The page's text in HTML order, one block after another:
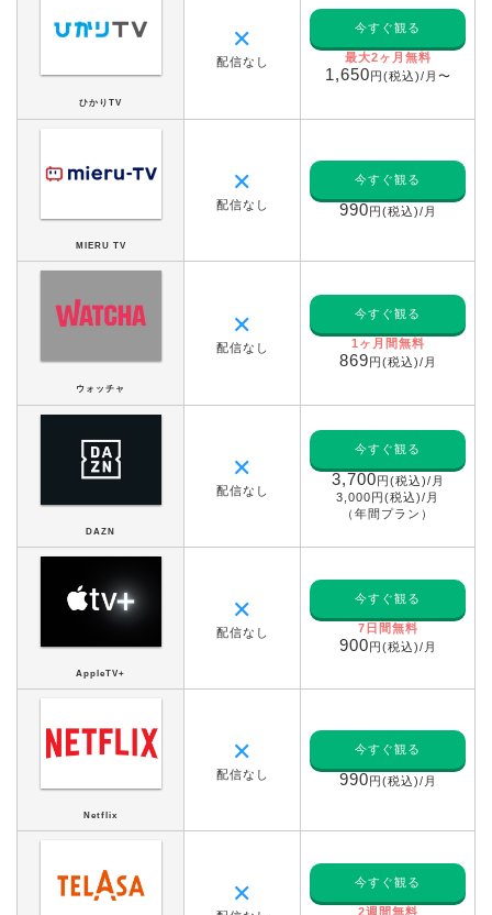
ひかりTV
✕
配信なし
今すぐ観る
最大2ヶ月無料
1,650円(税込)/月〜
MIERU TV
✕
配信なし
今すぐ観る
990円(税込)/月
ウォッチャ
✕
配信なし
今すぐ観る
1ヶ月間無料
869円(税込)/月
DAZN
✕
配信なし
今すぐ観る
3,700円(税込)/月
3,000円(税込)/月
（年間プラン）
AppleTV+
✕
配信なし
今すぐ観る
7日間無料
900円(税込)/月
Netflix
✕
配信なし
今すぐ観る
990円(税込)/月
✕ 今すぐ観る
2週間無料